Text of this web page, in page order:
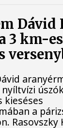
Dávid
3 km-es
kieséses
a